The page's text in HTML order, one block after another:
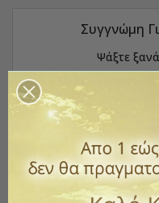
Συγγνώμη
Ψάξτε
Best Sellers
ΕΤΙΚΈΤΕΣ
Diy κατασκευές